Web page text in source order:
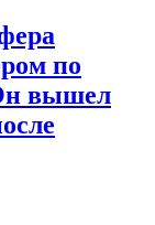
по
вышел